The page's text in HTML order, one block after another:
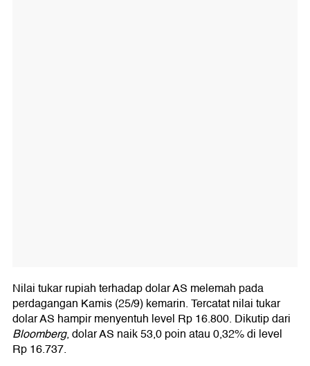
Nilai tukar rupiah terhadap dolar AS melemah pada
perdagangan Kamis (25/9) kemarin. Tercatat nilai tukar
dolar AS hampir menyentuh level Rp 16.800. Dikutip dari
Bloomberg, dolar AS naik 53,0 poin atau 0,32% di level
Rp 16.737.